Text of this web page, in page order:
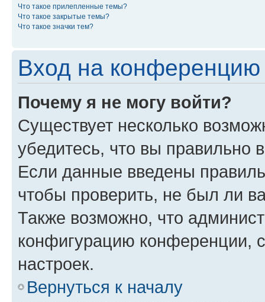
Что такое прилепленные темы?
Что такое закрытые темы?
Что такое значки тем?
Вход на конференцию
Почему я не могу войти?
Существует несколько
убедитесь, что вы правильно
Если данные введены
чтобы проверить, не был ли
Также возможно, что
конфигурацию конференции,
настроек.
Вернуться к началу